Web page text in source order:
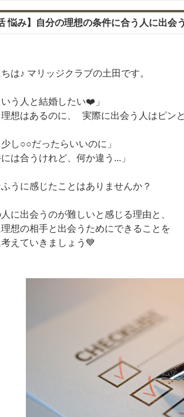
悩み】自分の理想の条件に合う人に出
は♪ マリッジクラブの土田です。
いう人と結婚したい❤️」
想はあるのに、 実際に出会う人はピンと
少し○○だったらいいのに」
には合うけれど、何か違う...」
うに感じたことはありませんか？
に出会うのが難しいと感じる理由と、
想の相手と出会うためにできることを
えていきましょう💙